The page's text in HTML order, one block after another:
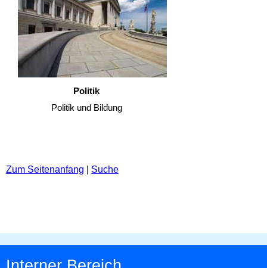
Politik
Politik und Bildung
Zum Seitenanfang Suche